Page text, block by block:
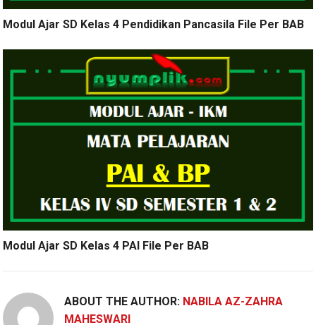
Modul Ajar SD Kelas 4 Pendidikan Pancasila File Per BAB
Modul Ajar SD Kelas 4 PAI File Per BAB
ABOUT THE AUTHOR: NABILA AZ-ZAHRA
MAHESWARI